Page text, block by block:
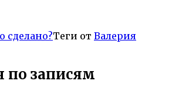
сделано?Теги от Валерия
по записям